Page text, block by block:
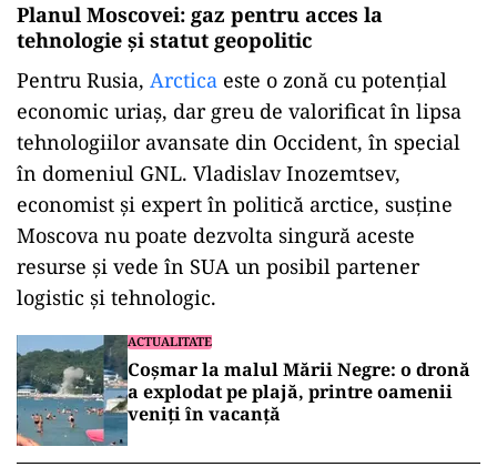
Planul Moscovei: gaz pentru acces la
tehnologie și statut geopolitic
Pentru Rusia, Arctica este o zonă cu potențial
economic uriaș, dar greu de valorificat în lipsa
tehnologiilor avansate din Occident, în special
în domeniul GNL. Vladislav Inozemtsev,
economist și expert în politică arctice, susține
Moscova nu poate dezvolta singură aceste
resurse și vede în SUA un posibil partener
logistic și tehnologic.
ACTUALITATE
Coșmar la malul Mării Negre: o dronă
a explodat pe plajă, printre oamenii
veniți în vacanță